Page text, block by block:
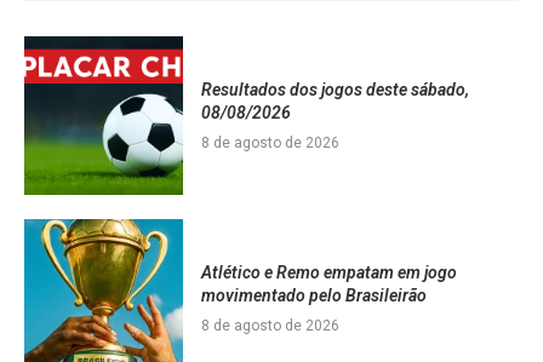
Resultados dos jogos deste sábado,
08/08/2026
8 de agosto de 2026
Atlético e Remo empatam em jogo
movimentado pelo Brasileirão
8 de agosto de 2026